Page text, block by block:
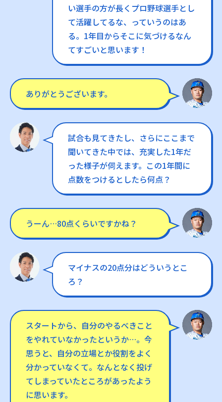
い選手の方が長くプロ野球選手とし
て活躍してるな、っていうのはあ
る。1年目からそこに気づけるなん
てすごいと思います！
ありがとうございます。
試合も見てきたし、さらにここまで
聞いてきた中では、充実した1年だ
った様子が伺えます。この1年間に
点数をつけるとしたら何点？
うーん…80点くらいですかね？
マイナスの20点分はどういうとこ
ろ？
スタートから、自分のやるべきこと
をやれていなかったというか…。今
思うと、自分の立場とか役割をよく
分かっていなくて。なんとなく投げ
てしまっていたところがあったよう
に思います。